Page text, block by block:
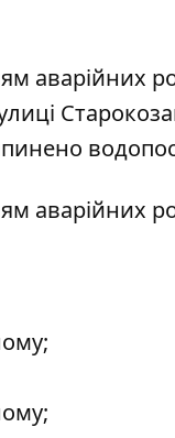
аварійних
аварійних